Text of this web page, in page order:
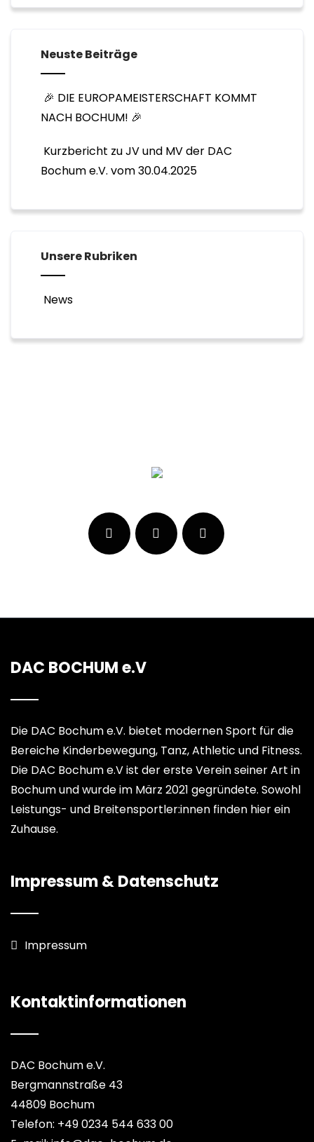
Neuste Beiträge
🎉 DIE EUROPAMEISTERSCHAFT KOMMT
NACH BOCHUM! 🎉
Kurzbericht zu JV und MV der DAC
Bochum e.V. vom 30.04.2025
Unsere Rubriken
News
DAC BOCHUM e.V
Die DAC Bochum e.V. bietet modernen Sport für die
Bereiche Kinderbewegung, Tanz, Athletic und Fitness.
Die DAC Bochum e.V ist der erste Verein seiner Art in
Bochum und wurde im März 2021 gegründete. Sowohl
Leistungs- und Breitensportler:innen finden hier ein
Zuhause.
Impressum & Datenschutz
Impressum
Kontaktinformationen
DAC Bochum e.V.
Bergmannstraße 43
44809 Bochum
Telefon: +49 0234 544 633 00